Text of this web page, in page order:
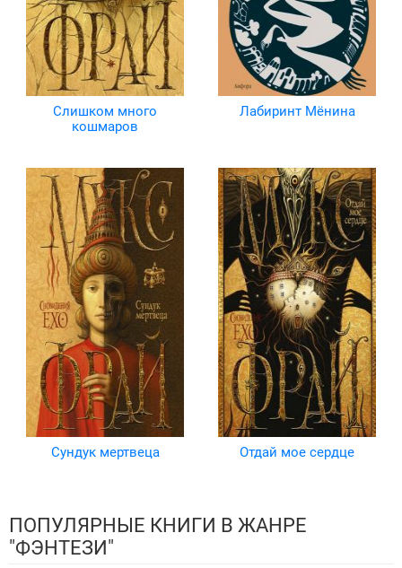
Слишком много
кошмаров
Лабиринт Мёнина
Сундук мертвеца Отдай мое сердце
ПОПУЛЯРНЫЕ КНИГИ В ЖАНРЕ
"ФЭНТЕЗИ"